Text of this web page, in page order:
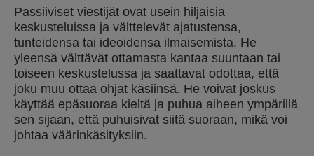
Passiiviset viestijät ovat usein hiljaisia
keskusteluissa ja välttelevät ajatustensa,
tunteidensa tai ideoidensa ilmaisemista. He
yleensä välttävät ottamasta kantaa suuntaan tai
toiseen keskustelussa ja saattavat odottaa, että
joku muu ottaa ohjat käsiinsä. He voivat joskus
käyttää epäsuoraa kieltä ja puhua aiheen ympärillä
sen sijaan, että puhuisivat siitä suoraan, mikä voi
johtaa väärinkäsityksiin.